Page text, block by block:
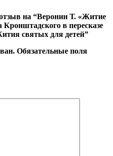
на “Веронин Т. «Житие
Кронштадского в пересказе
святых для детей”
Обязательные поля